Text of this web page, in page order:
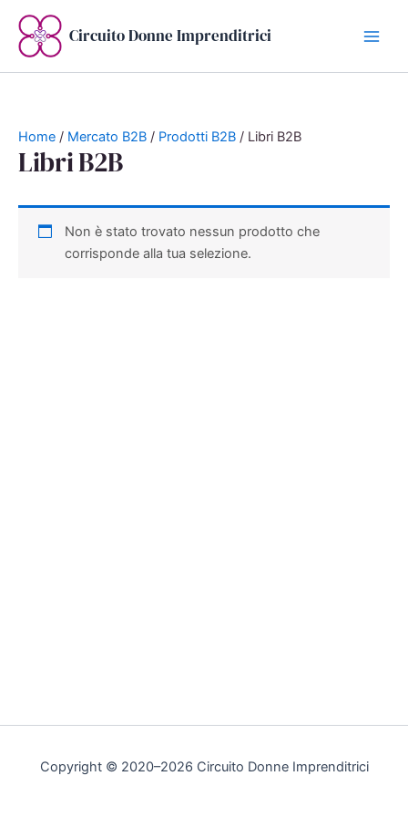
contenuto
Circuito Donne Imprenditrici
Home / Mercato B2B / Prodotti B2B / Libri B2B
Libri B2B
Non è stato trovato nessun prodotto che
corrisponde alla tua selezione.
Copyright © 2020–2026 Circuito Donne Imprenditrici